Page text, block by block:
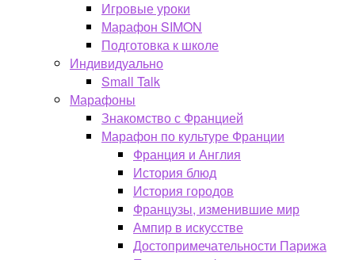
Игровые уроки
Марафон SIMON
Подготовка к школе
Индивидуально
Small Talk
Марафоны
Знакомство с Францией
Марафон по культуре Франции
Франция и Англия
История блюд
История городов
Французы, изменившие мир
Ампир в искусстве
Достопримечательности Парижа